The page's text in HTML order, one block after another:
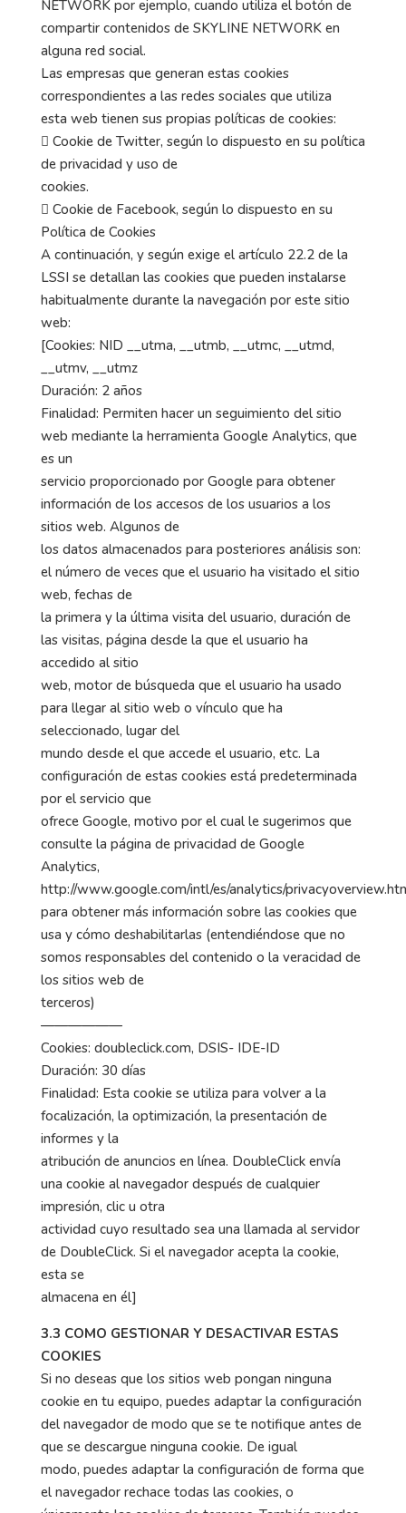
NETWORK por ejemplo, cuando utiliza el botón de
compartir contenidos de SKYLINE NETWORK en
alguna red social.
Las empresas que generan estas cookies
correspondientes a las redes sociales que utiliza
esta web tienen sus propias políticas de cookies:
 Cookie de Twitter, según lo dispuesto en su política
de privacidad y uso de
cookies.
 Cookie de Facebook, según lo dispuesto en su
Política de Cookies
A continuación, y según exige el artículo 22.2 de la
LSSI se detallan las cookies que pueden instalarse
habitualmente durante la navegación por este sitio
web:
[Cookies: NID __utma, __utmb, __utmc, __utmd,
__utmv, __utmz
Duración: 2 años
Finalidad: Permiten hacer un seguimiento del sitio
web mediante la herramienta Google Analytics, que
es un
servicio proporcionado por Google para obtener
información de los accesos de los usuarios a los
sitios web. Algunos de
los datos almacenados para posteriores análisis son:
el número de veces que el usuario ha visitado el sitio
web, fechas de
la primera y la última visita del usuario, duración de
las visitas, página desde la que el usuario ha
accedido al sitio
web, motor de búsqueda que el usuario ha usado
para llegar al sitio web o vínculo que ha
seleccionado, lugar del
mundo desde el que accede el usuario, etc. La
configuración de estas cookies está predeterminada
por el servicio que
ofrece Google, motivo por el cual le sugerimos que
consulte la página de privacidad de Google
Analytics,
http://www.google.com/intl/es/analytics/
para obtener más información sobre las cookies que
usa y cómo deshabilitarlas (entendiéndose que no
somos responsables del contenido o la veracidad de
los sitios web de
terceros)
——————
Cookies: doubleclick.com, DSIS- IDE-ID
Duración: 30 días
Finalidad: Esta cookie se utiliza para volver a la
focalización, la optimización, la presentación de
informes y la
atribución de anuncios en línea. DoubleClick envía
una cookie al navegador después de cualquier
impresión, clic u otra
actividad cuyo resultado sea una llamada al servidor
de DoubleClick. Si el navegador acepta la cookie,
esta se
almacena en él]
3.3 COMO GESTIONAR Y DESACTIVAR ESTAS
COOKIES
Si no deseas que los sitios web pongan ninguna
cookie en tu equipo, puedes adaptar la configuración
del navegador de modo que se te notifique antes de
que se descargue ninguna cookie. De igual
modo, puedes adaptar la configuración de forma que
el navegador rechace todas las cookies, o